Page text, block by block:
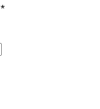
*Obligatoriskt